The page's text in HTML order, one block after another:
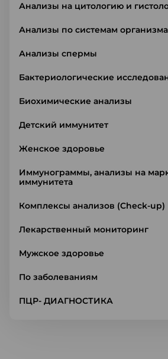
Анализы на цитологию и
Анализы по системам организма
Анализы спермы
Бактериологические
Биохимические анализы
Детский иммунитет
Женское здоровье
Иммунограммы, анализы на
иммунитета
Комплексы анализов (Check-up)
Лекарственный мониторинг
Мужское здоровье
По заболеваниям
ПЦР- ДИАГНОСТИКА